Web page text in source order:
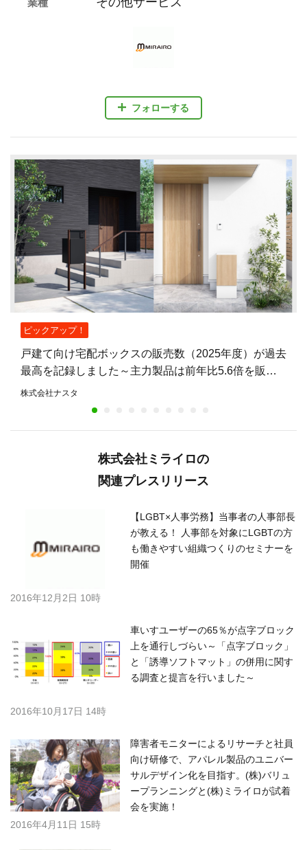
フォローする
業種
ピックアップ！
戸建て向け宅配ボックスの販売数（2025年度）が過去
最高を記録しました～主力製品は前年比5.6倍を販
売。不在時も荷物を受け取れる住宅が増加～
株式会社ナスタ
株式会社ミライロの
関連プレスリリース
【LGBT×人事労務】当事者の人事部長
が教える！ 人事部を対象にLGBTの方
も働きやすい組織つくりのセミナーを
開催
2016年12月2日 10時
車いすユーザーの65％が点字ブロック
上を通行しづらい～「点字ブロック」
と「誘導ソフトマット」の併用に関す
る調査と提言を行いました～
2016年10月17日 14時
障害者モニターによるリサーチと社員
向け研修で、アパレル製品のユニバー
サルデザイン化を目指す。(株)バリュ
ープランニングと(株)ミライロが試着
会を実施！
2016年4月11日 15時